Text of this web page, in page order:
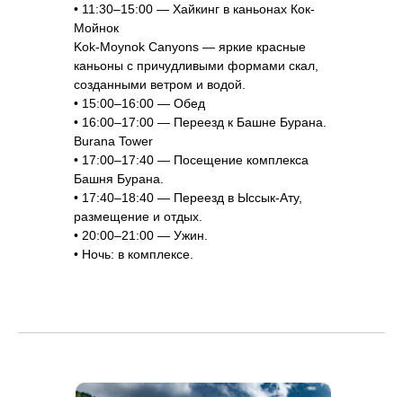
• 11:30–15:00 — Хайкинг в каньонах Кок-
Мойнок
Kok-Moynok Canyons — яркие красные
каньоны с причудливыми формами скал,
созданными ветром и водой.
• 15:00–16:00 — Обед
• 16:00–17:00 — Переезд к Башне Бурана.
Burana Tower
• 17:00–17:40 — Посещение комплекса
Башня Бурана.
• 17:40–18:40 — Переезд в Ыссык-Ату,
размещение и отдых.
• 20:00–21:00 — Ужин.
• Ночь: в комплексе.